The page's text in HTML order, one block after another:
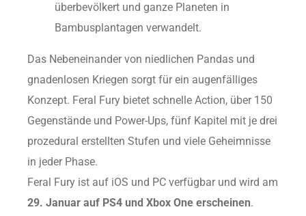
überbevölkert und ganze Planeten in
Bambusplantagen verwandelt.
Das Nebeneinander von niedlichen Pandas und
gnadenlosen Kriegen sorgt für ein augenfälliges
Konzept. Feral Fury bietet schnelle Action, über 150
Gegenstände und Power-Ups, fünf Kapitel mit je drei
prozedural erstellten Stufen und viele Geheimnisse
in jeder Phase.
Feral Fury ist auf iOS und PC verfügbar und wird am
29. Januar auf PS4 und Xbox One erscheinen.